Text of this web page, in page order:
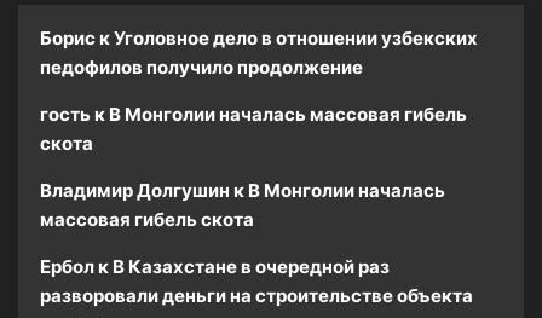
Борис кУголовное дело в отношении узбекских
педофилов получило продолжение
гость к В Монголии началась массовая гибель
скота
Владимир Долгушин к В Монголии началась
массовая гибель скота
Ербол к В Казахстане в очередной раз
разворовали деньги на строительстве объекта